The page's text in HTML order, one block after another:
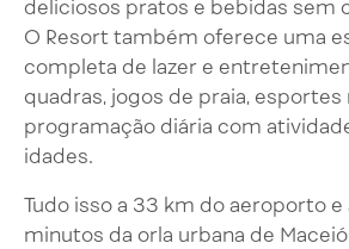
deliciosos pratos e bebidas sem
O Resort também oferece uma
completa de lazer e
quadras, jogos de praia,
programação diária com
idades.
Tudo isso a 33 km do aeroporto e
minutos da orla urbana de